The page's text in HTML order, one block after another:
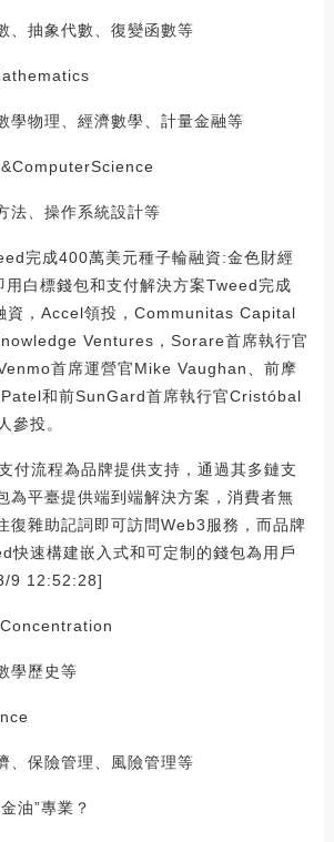
、抽象代數、復變函數等
學物理、經濟數學、計量金融等
法、操作系統設計等
完成400萬美元種子輪融資:金色財經
白標錢包和支付解決方案Tweed完成
資，Accel領投，Communitas Capital
Ventures，Sorare首席執行官
首席運營官Mike Vaughan、前摩
和前SunGard首席執行官Cristóbal
參投。
付流程為品牌提供支持，通過其多鏈支
為平臺提供端到端解決方案，消費者無
復雜助記詞即可訪問Web3服務，而品牌
快速構建嵌入式和可定制的錢包為用戶
9 12:52:28]
學歷史等
、保險管理、風險管理等
油”專業？